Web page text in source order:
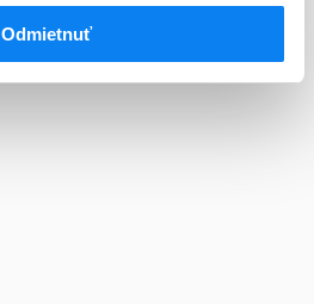
Odmietnuť
s vitamínom D a/alebo s